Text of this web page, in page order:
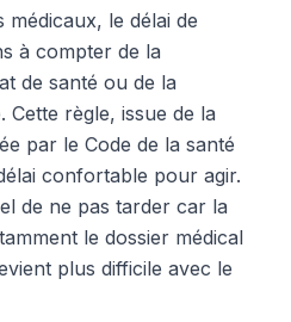
le délai de
à compter de la
de santé ou de la
Cette règle, issue de la
par le Code de la santé
confortable pour agir.
de ne pas tarder car la
le dossier médical
plus difficile avec le